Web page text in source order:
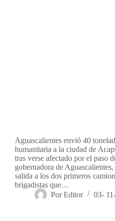
Aguascalientes envió 40
humanitaria a la ciudad de
tras verse afectado por el paso
gobernadora de
salida a los dos primeros
brigadistas que…
Por Editor 03-